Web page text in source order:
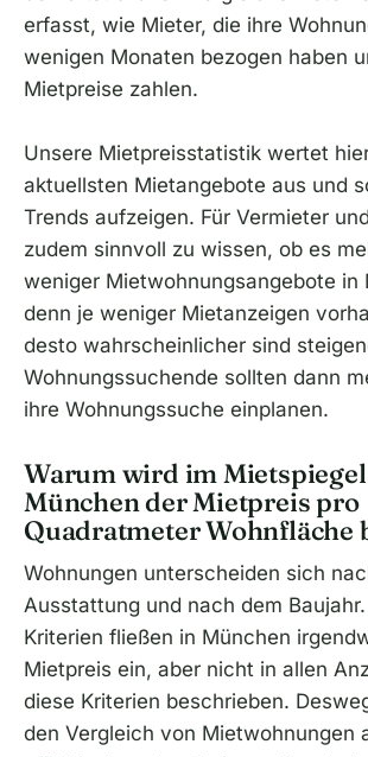
erfasst, wie Mieter, die ihre
wenigen Monaten bezogen haben
Mietpreise zahlen.
Unsere Mietpreisstatistik wertet
aktuellsten Mietangebote aus und
Trends aufzeigen. Für Vermieter
zudem sinnvoll zu wissen, ob es
weniger Mietwohnungsangebote in
denn je weniger Mietanzeigen
desto wahrscheinlicher sind
Wohnungssuchende sollten dann
ihre Wohnungssuche einplanen.
Warum wird im
München der Mietpreis pro
Quadratmeter Wohnfläche
Wohnungen unterscheiden sich
Ausstattung und nach dem
Kriterien fließen in München
Mietpreis ein, aber nicht in allen
diese Kriterien beschrieben.
den Vergleich von Mietwohnungen